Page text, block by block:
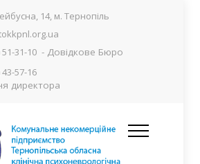
14, м. Тернопіль
51-31-10 - Довідкове Бюро
43-57-16
директора